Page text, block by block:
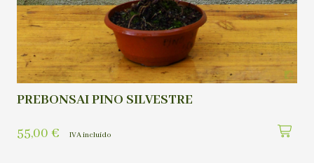
PREBONSAI PINO SILVESTRE
55,00 € IVA incluído